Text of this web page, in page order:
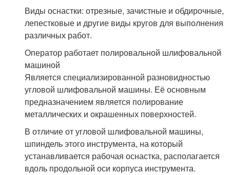
Виды оснастки: отрезные, зачистные и обдирочные,
лепестковые и другие виды кругов для выполнения
различных работ.
Оператор работает полировальной шлифовальной
машиной
Является специализированной разновидностью
угловой шлифовальной машины. Её основным
предназначением является полирование
металлических и окрашенных поверхностей.
В отличие от угловой шлифовальной машины,
шпиндель этого инструмента, на который
устанавливается рабочая оснастка, располагается
вдоль продольной оси корпуса инструмента.